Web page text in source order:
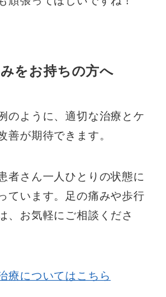
をお持ちの方へ
のように、適切な治療とケ
善が期待できます。
者さん一人ひとりの状態に
ています。足の痛みや歩行
、お気軽にご相談くださ
療についてはこちら